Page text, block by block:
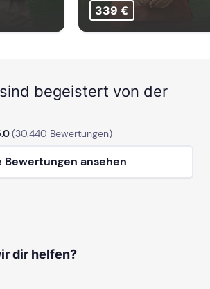
339 €
begeistert von der
.0(30.440 Bewertungen)
Bewertungen ansehen
dir helfen?